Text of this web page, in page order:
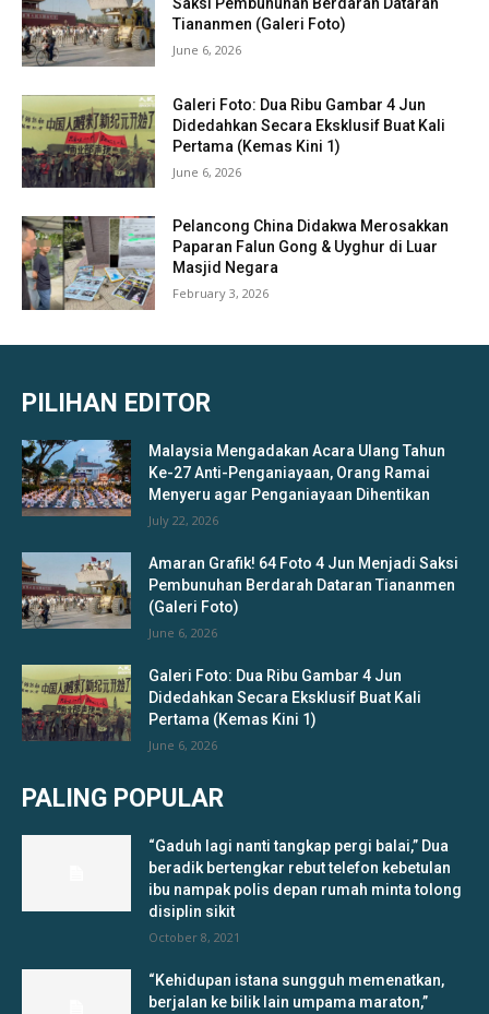
Tiananmen (Galeri Foto)
June 6, 2026
Galeri Foto: Dua Ribu Gambar 4 Jun
Didedahkan Secara Eksklusif Buat Kali
Pertama (Kemas Kini 1)
June 6, 2026
Pelancong China Didakwa Merosakkan
Paparan Falun Gong & Uyghur di Luar
Masjid Negara
February 3, 2026
PILIHAN EDITOR
Malaysia Mengadakan Acara Ulang Tahun
Ke-27 Anti-Penganiayaan, Orang Ramai
Menyeru agar Penganiayaan Dihentikan
July 22, 2026
Amaran Grafik! 64 Foto 4 Jun Menjadi Saksi
Pembunuhan Berdarah Dataran Tiananmen
(Galeri Foto)
June 6, 2026
Galeri Foto: Dua Ribu Gambar 4 Jun
Didedahkan Secara Eksklusif Buat Kali
Pertama (Kemas Kini 1)
June 6, 2026
PALING POPULAR
“Gaduh lagi nanti tangkap pergi balai,” Dua
beradik bertengkar rebut telefon kebetulan
ibu nampak polis depan rumah minta tolong
disiplin sikit
October 8, 2021
“Kehidupan istana sungguh memenatkan,
berjalan ke bilik lain umpama maraton,”